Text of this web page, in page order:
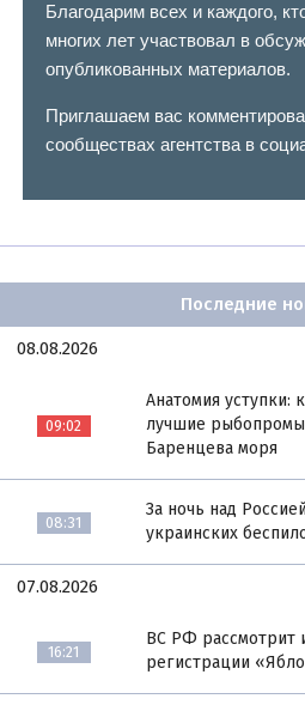
Благодарим всех и каждого,
многих лет участвовал в
опубликованных материалов.
Приглашаем вас
сообществах агентства в
Последние
08.08.2026
09:02
Анатомия уступки:
лучшие
Баренцева моря
08:31
За ночь над
украинских
07.08.2026
16:21
ВС РФ рассмотрит
регистрации